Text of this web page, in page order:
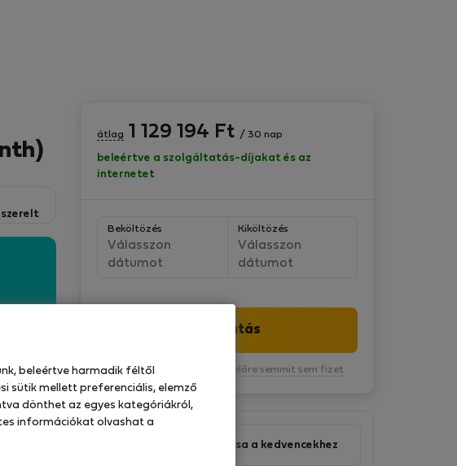
átlag 1 129 194 Ft / 30 nap
beleértve a szolgáltatás-díjakat és az
internetet
Beköltözés
Válasszon
dátumot
Kiköltözés
Válasszon
dátumot
Folytatás
Kötelezettség nélkül, egyelőre semmit sem fizet
Ajánlat hozzáadása a kedvencekhez
beleértve harmadik féltől
sütik mellett preferenciális, elemző
dönthet az egyes kategóriákról,
információkat olvashat a